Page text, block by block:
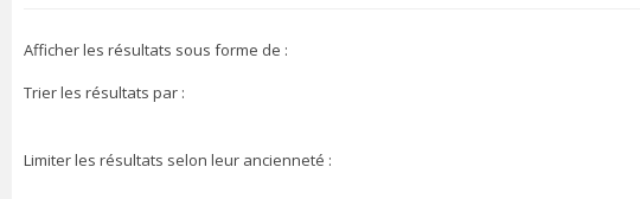
Afficher les résultats sous forme de :
Trier les résultats par :
Limiter les résultats selon leur ancienneté :